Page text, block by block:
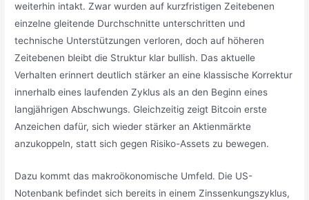
weiterhin intakt. Zwar wurden auf kurzfristigen Zeitebenen
einzelne gleitende Durchschnitte unterschritten und
technische Unterstützungen verloren, doch auf höheren
Zeitebenen bleibt die Struktur klar bullish. Das aktuelle
Verhalten erinnert deutlich stärker an eine klassische Korrektur
innerhalb eines laufenden Zyklus als an den Beginn eines
langjährigen Abschwungs. Gleichzeitig zeigt Bitcoin erste
Anzeichen dafür, sich wieder stärker an Aktienmärkte
anzukoppeln, statt sich gegen Risiko-Assets zu bewegen.
Dazu kommt das makroökonomische Umfeld. Die US-
Notenbank befindet sich bereits in einem Zinssenkungszyklus,